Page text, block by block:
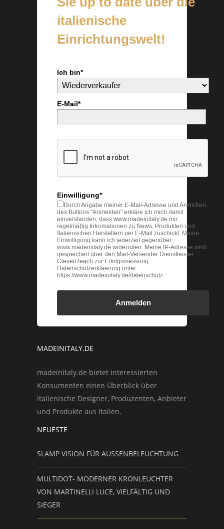
italienische
Einrichtungswelt!
Ich bin*
E-Mail*
Einwilligung*
Durch Angabe meiner E-Mail-Adresse und Anklicken
des Buttons "Anmelden" erkläre ich mich damit
einverstanden, dass www.madeinitaly.de mir
regelmäβig Informationen zu News, Produkten und
Italienischen Herstellern per E-Mail zuschickt. Meine
Einwilligung kann ich jederzeit gegenüber
www.madeinitaly.de widerrufen. Meine IP-Adresse wird
gespeichert über den Mail-Versender Dienstleister
CleverReach zur Erfolgsmessung.
Datenschutzerklaerung unter
https://www.madeinitaly.de/datenschutz
Anmelden
MADEINITALY.DE
madeinitaly.de bietet interessierten
Konsumenten einen Überblick über
italienische Designer, Produzenten, Anbieter
und Produkte aus Italien.
NEUESTE
SLAMP VISION FÜR AUSSENBELEUCHTUNG
MULTIDOT- MODERNER KRONLEUCHTER
VON MARTINELLI LUCE, VIELFÄLTIG UND
SIEGER